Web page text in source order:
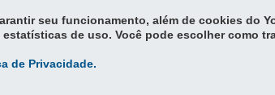
PR
seu funcionamento, além de cookies do
de uso. Você pode escolher como
de Privacidade.